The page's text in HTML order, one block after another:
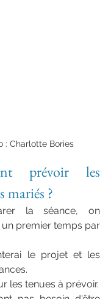
: Charlotte Bories
prévoir les
mariés ?
la séance, on
premier temps par
le projet et les
les tenues à prévoir.